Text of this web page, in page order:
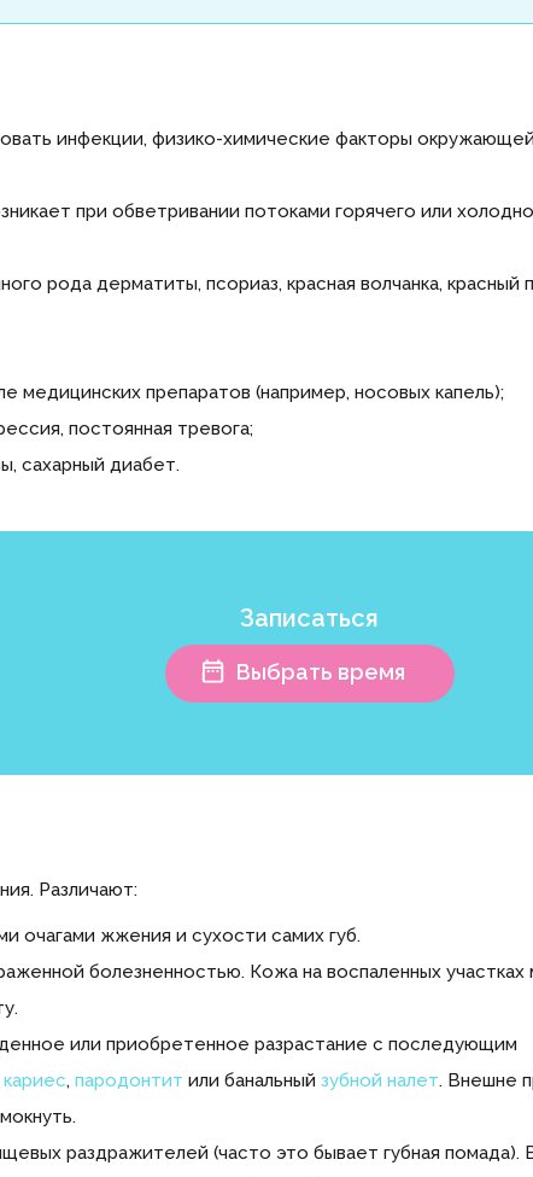
инфекции, физико-химические факторы
при обветривании потоками горячего или
рода дерматиты, псориаз, красная волчанка, красный
препаратов (например, носовых капель);
постоянная тревога;
сахарный диабет.
Записаться
Выбрать время
Различают:
очагами жжения и сухости самих губ.
болезненностью. Кожа на воспаленных
или приобретенное разрастание с последующим
кариес, пародонтит или банальный зубной налет. Внешне
раздражителей (часто это бывает губная помада).